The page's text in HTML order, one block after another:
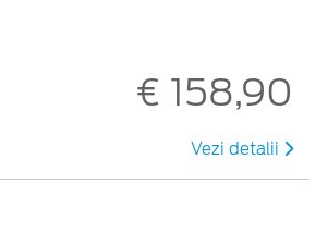
€ 158,90
Vezi detalii